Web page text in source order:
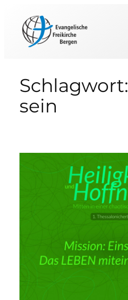
Inhalt
springen
Schlagwort:
sein